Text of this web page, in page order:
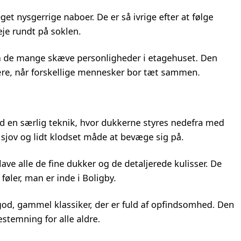
nysgerrige naboer. De er så ivrige efter at følge
rundt på soklen.
de mange skæve personligheder i etagehuset. Den
når forskellige mennesker bor tæt sammen.
en særlig teknik, hvor dukkerne styres nedefra med
og lidt klodset måde at bevæge sig på.
alle de fine dukker og de detaljerede kulisser. De
man er inde i Boligby.
gammel klassiker, der er fuld af opfindsomhed. Den
for alle aldre.